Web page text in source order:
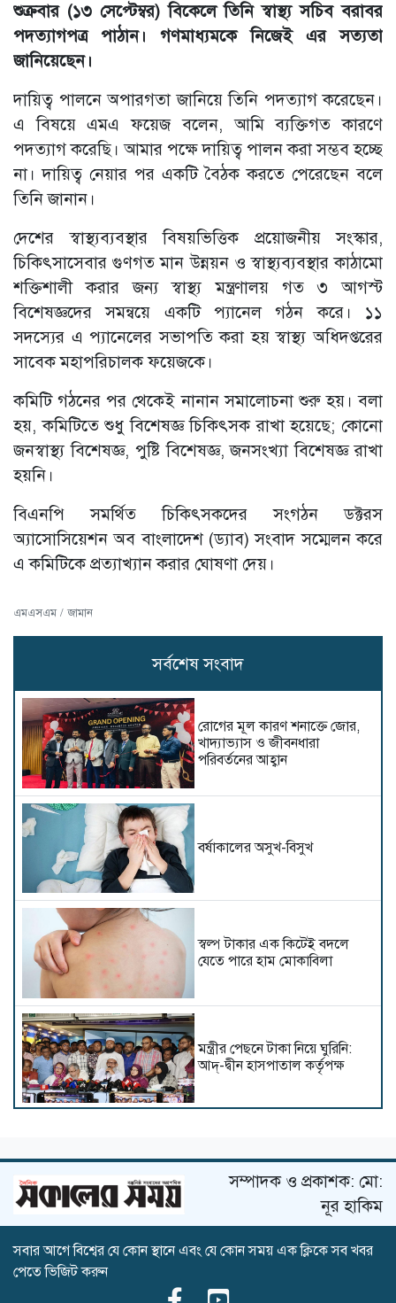
শুক্রবার (১৩ সেপ্টেম্বর) বিকেলে তিনি স্বাস্থ্য সচিব বরাবর
পদত্যাগপত্র পাঠান। গণমাধ্যমকে নিজেই এর সত্যতা
জানিয়েছেন।
দায়িত্ব পালনে অপারগতা জানিয়ে তিনি পদত্যাগ করেছেন।
এ বিষয়ে এমএ ফয়েজ বলেন, আমি ব্যক্তিগত কারণে
পদত্যাগ করেছি। আমার পক্ষে দায়িত্ব পালন করা সম্ভব হচ্ছে
না। দায়িত্ব নেয়ার পর একটি বৈঠক করতে পেরেছেন বলে
তিনি জানান।
দেশের স্বাস্থ্যব্যবস্থার বিষয়ভিত্তিক প্রয়োজনীয় সংস্কার,
চিকিৎসাসেবার গুণগত মান উন্নয়ন ও স্বাস্থ্যব্যবস্থার কাঠামো
শক্তিশালী করার জন্য স্বাস্থ্য মন্ত্রণালয় গত ৩ আগস্ট
বিশেষজ্ঞদের সমন্বয়ে একটি প্যানেল গঠন করে। ১১
সদস্যের এ প্যানেলের সভাপতি করা হয় স্বাস্থ্য অধিদপ্তরের
সাবেক মহাপরিচালক ফয়েজকে।
কমিটি গঠনের পর থেকেই নানান সমালোচনা শুরু হয়। বলা
হয়, কমিটিতে শুধু বিশেষজ্ঞ চিকিৎসক রাখা হয়েছে; কোনো
জনস্বাস্থ্য বিশেষজ্ঞ, পুষ্টি বিশেষজ্ঞ, জনসংখ্যা বিশেষজ্ঞ রাখা
হয়নি।
বিএনপি সমর্থিত চিকিৎসকদের সংগঠন ডক্টরস
অ্যাসোসিয়েশন অব বাংলাদেশ (ড্যাব) সংবাদ সম্মেলন করে
এ কমিটিকে প্রত্যাখ্যান করার ঘোষণা দেয়।
এমএসএম / জামান
সর্বশেষ সংবাদ
রোগের মূল কারণ শনাক্তে জোর,
খাদ্যাভ্যাস ও জীবনধারা
পরিবর্তনের আহ্বান
বর্ষাকালের অসুখ-বিসুখ
স্বল্প টাকার এক কিটেই বদলে
যেতে পারে হাম মোকাবিলা
মন্ত্রীর পেছনে টাকা নিয়ে ঘুরিনি:
আদ্-দ্বীন হাসপাতাল কর্তৃপক্ষ
মেডিকেল কলেজ বন্ধ করিনি
আদ্-দ্বীনের শিক্ষা কার্যক্রম অন্য
সম্পাদক ও প্রকাশক: মো:
নূর হাকিম
সবার আগে বিশ্বের যে কোন স্থানে এবং যে কোন সময় এক ক্লিকে সব খবর
পেতে ভিজিট করুন